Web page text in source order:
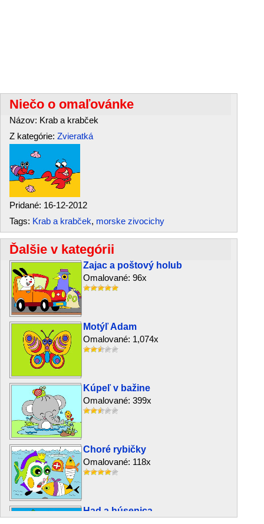
Niečo o omaľovánke
Názov: Krab a krabček
Z kategórie: Zvieratká
Pridané: 16-12-2012
Tags: Krab a krabček, morske zivocichy
Ďalšie v kategórii
Zajac a poštový holub
Omalované: 96x
Motýľ Adam
Omalované: 1,074x
Kúpeľ v bažine
Omalované: 399x
Choré rybičky
Omalované: 118x
Had a húsenica